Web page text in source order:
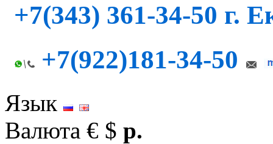
+7(343) 361-34-50 г.
+7(922)181-34-50
Язык
Валюта € $ р.